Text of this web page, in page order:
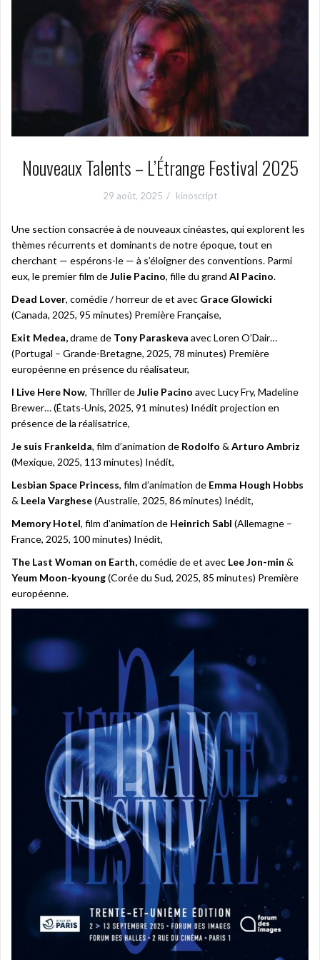
Nouveaux Talents – L’Étrange Festival 2025
29 août, 2025 kinoscript
Une section consacrée à de nouveaux cinéastes, qui explorent les
thèmes récurrents et dominants de notre époque, tout en
cherchant — espérons-le — à s’éloigner des conventions. Parmi
eux, le premier film deJulie Pacino, fille du grand Al Pacino.
Dead Lover, comédie / horreur de et avec Grace Glowicki
(Canada, 2025, 95 minutes) Première Française,
Exit Medea,dramede Tony Paraskeva avec Loren O’Dair…
(Portugal – Grande-Bretagne, 2025, 78 minutes) Première
européenne en présence du réalisateur,
I Live Here Now, Thriller deJulie Pacino avec Lucy Fry, Madeline
Brewer… (États-Unis, 2025, 91 minutes) Inédit projection en
présence de la réalisatrice,
Je suis Frankelda, film d’animation de Rodolfo & Arturo Ambriz
(Mexique, 2025, 113 minutes) Inédit,
Lesbian Space Princess, film d’animation de Emma Hough Hobbs
& Leela Varghese(Australie, 2025, 86 minutes) Inédit,
Memory Hotel, film d’animation de Heinrich Sabl (Allemagne –
France, 2025, 100 minutes) Inédit,
The Last Woman on Earth,comédie de et avec Lee Jon-min &
Yeum Moon-kyoung(Corée du Sud, 2025, 85 minutes) Première
européenne.